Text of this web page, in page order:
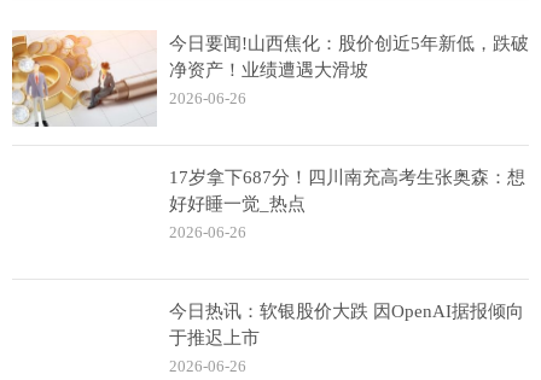
今日要闻!山西焦化：股价创近5年新低，跌破
净资产！业绩遭遇大滑坡
2026-06-26
17岁拿下687分！四川南充高考生张奥森：想
好好睡一觉_热点
2026-06-26
今日热讯：软银股价大跌 因OpenAI据报倾向
于推迟上市
2026-06-26